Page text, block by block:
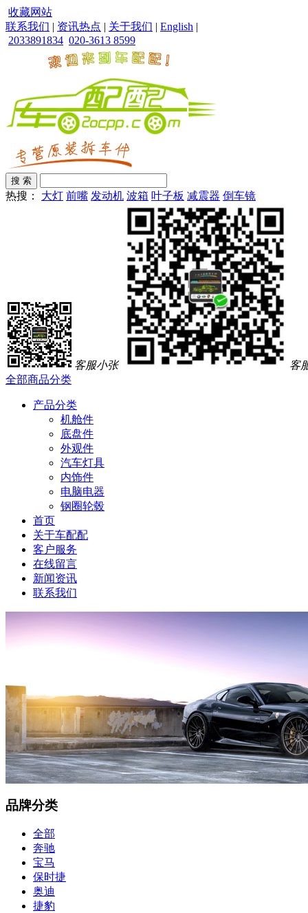
收藏网站
联系我们 | 资讯热点 | 关于我们 | English |
2033891834 020-3613 8599
热搜： 大灯 前嘴 发动机 波箱 叶子板 减震器 倒车镜
客服小张
客
全部商品分类
产品分类
机舱件
底盘件
外观件
汽车灯具
内饰件
电脑电器
钢圈轮毂
首页
关于车配配
客户服务
在线留言
新闻资讯
联系我们
品牌分类
全部
奔驰
宝马
保时捷
奥迪
捷豹